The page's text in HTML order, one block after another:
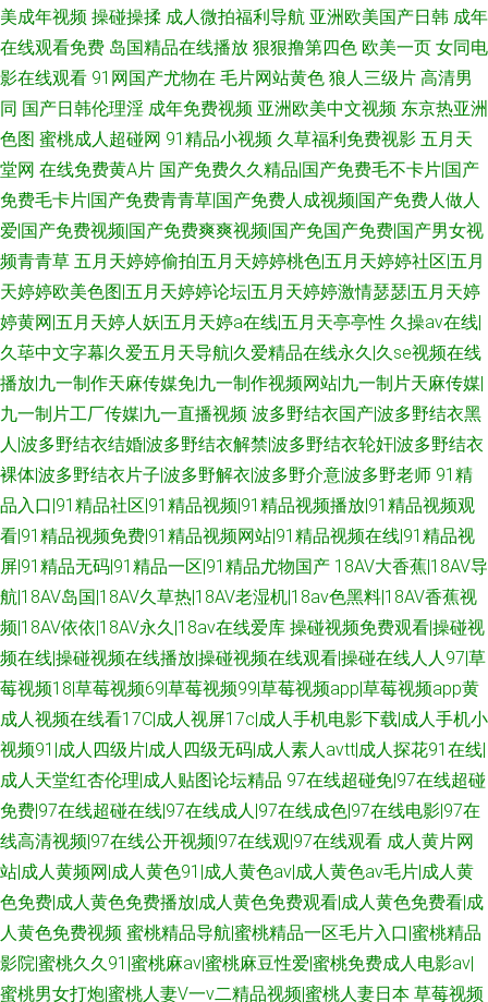
美成年视频 操碰操揉 成人微拍福利导航 亚洲欧美国产日韩 成年
在线观看免费 岛国精品在线播放 狠狠撸第四色 欧美一页 女同电
影在线观看 91网国产尤物在 毛片网站黄色 狼人三级片 高清男
同 国产日韩伦理淫 成年免费视频 亚洲欧美中文视频 东京热亚洲
色图 蜜桃成人超碰网 91精品小视频 久草福利免费视影 五月天
堂网 在线免费黄A片 国产免费久久精品|国产免费毛不卡片|国产
免费毛卡片|国产免费青青草|国产免费人成视频|国产免费人做人
爱|国产免费视频|国产免费爽爽视频|国产免国产免费|国产男女视
频青青草 五月天婷婷偷拍|五月天婷婷桃色|五月天婷婷社区|五月
天婷婷欧美色图|五月天婷婷论坛|五月天婷婷激情瑟瑟|五月天婷
婷黄网|五月天婷人妖|五月天婷a在线|五月天亭亭性 久操av在线|
久荜中文字幕|久爱五月天导航|久爱精品在线永久|久se视频在线
播放|九一制作天麻传媒免|九一制作视频网站|九一制片天麻传媒|
九一制片工厂传媒|九一直播视频 波多野结衣国产|波多野结衣黑
人|波多野结衣结婚|波多野结衣解禁|波多野结衣轮奸|波多野结衣
裸体|波多野结衣片子|波多野解衣|波多野介意|波多野老师 91精
品入口|91精品社区|91精品视频|91精品视频播放|91精品视频观
看|91精品视频免费|91精品视频网站|91精品视频在线|91精品视
屏|91精品无码|91精品一区|91精品尤物国产 18AV大香蕉|18AV导
航|18AV岛国|18AV久草热|18AV老湿机|18av色黑料|18AV香蕉视
频|18AV依依|18AV永久|18av在线爱库 操碰视频免费观看|操碰视
频在线|操碰视频在线播放|操碰视频在线观看|操碰在线人人97|草
莓视频18|草莓视频69|草莓视频99|草莓视频app|草莓视频app黄
成人视频在线看17C|成人视屏17c|成人手机电影下载|成人手机小
视频91|成人四级片|成人四级无码|成人素人avtt|成人探花91在线|
成人天堂红杏伦理|成人贴图论坛精品 97在线超碰免|97在线超碰
免费|97在线超碰在线|97在线成人|97在线成色|97在线电影|97在
线高清视频|97在线公开视频|97在线观|97在线观看 成人黄片网
站|成人黄频网|成人黄色91|成人黄色av|成人黄色av毛片|成人黄
色免费|成人黄色免费播放|成人黄色免费观看|成人黄色免费看|成
人黄色免费视频 蜜桃精品导航|蜜桃精品一区毛片入口|蜜桃精品
影院|蜜桃久久91|蜜桃麻av|蜜桃麻豆性爱|蜜桃免费成人电影av|
蜜桃男女打炮|蜜桃人妻Ⅴ一v二精品视频|蜜桃人妻日本 草莓视频